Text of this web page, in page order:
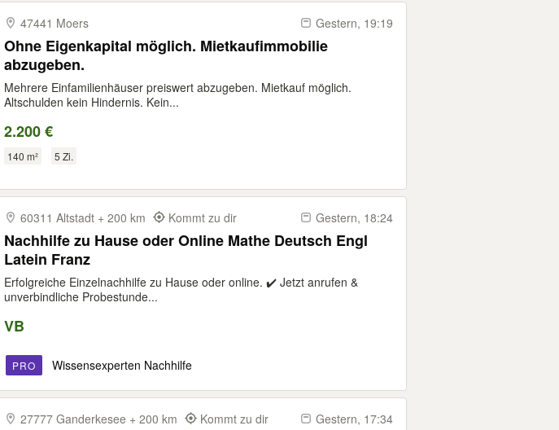
47441 Moers Gestern, 19:19
Ohne Eigenkapital möglich. Mietkaufimmobilie
abzugeben.
Mehrere Einfamilienhäuser preiswert abzugeben. Mietkauf möglich.
Altschulden kein Hindernis. Kein...
2.200 €
140 m² 5 Zi.
60311 Altstadt + 200 km Kommt zu dir Gestern, 18:24
Nachhilfe zu Hause oder Online Mathe Deutsch Engl
Latein Franz
Erfolgreiche Einzelnachhilfe zu Hause oder online. ✔️ Jetzt anrufen &
unverbindliche Probestunde...
VB
PRO Wissensexperten Nachhilfe
27777 Ganderkesee + 200 km Kommt zu dir Gestern, 17:34